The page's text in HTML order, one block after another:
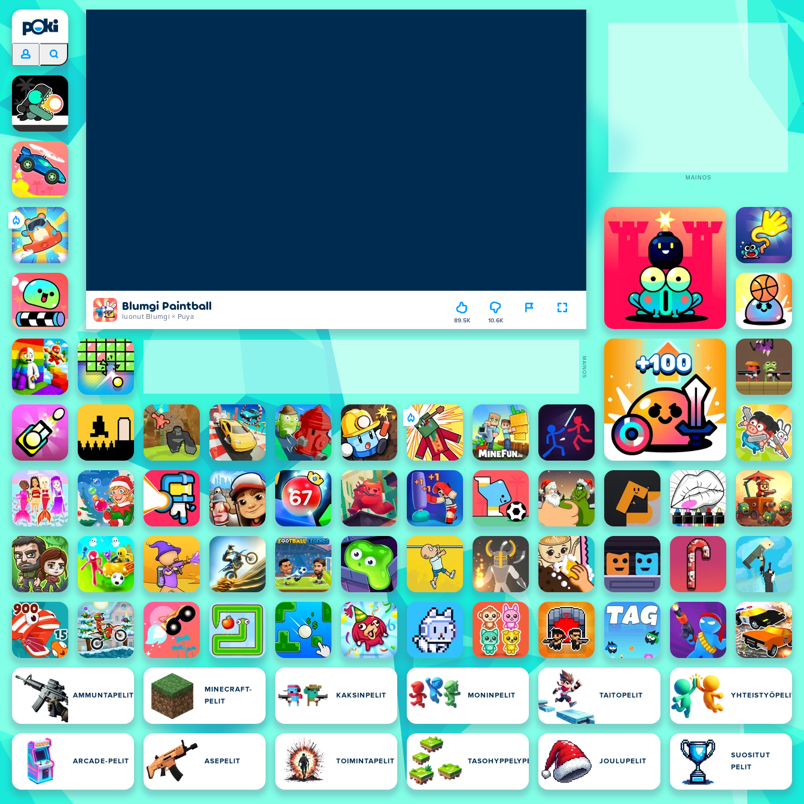
Blumgi Paintball
luonut Blumgi × Puya 89.5K 10.6K
AMMUNTAPELIT
MINECRAFT-
PELIT
KAKSINPELIT MONINPELIT TAITOPELIT YHTEISTYÖPELIT
ARCADE-PELIT ASEPELIT TOIMINTAPELIT TASOHYPPELYPELIT JOULUPELIT
SUOSITUT
PELIT
MAINOS
MAINOS